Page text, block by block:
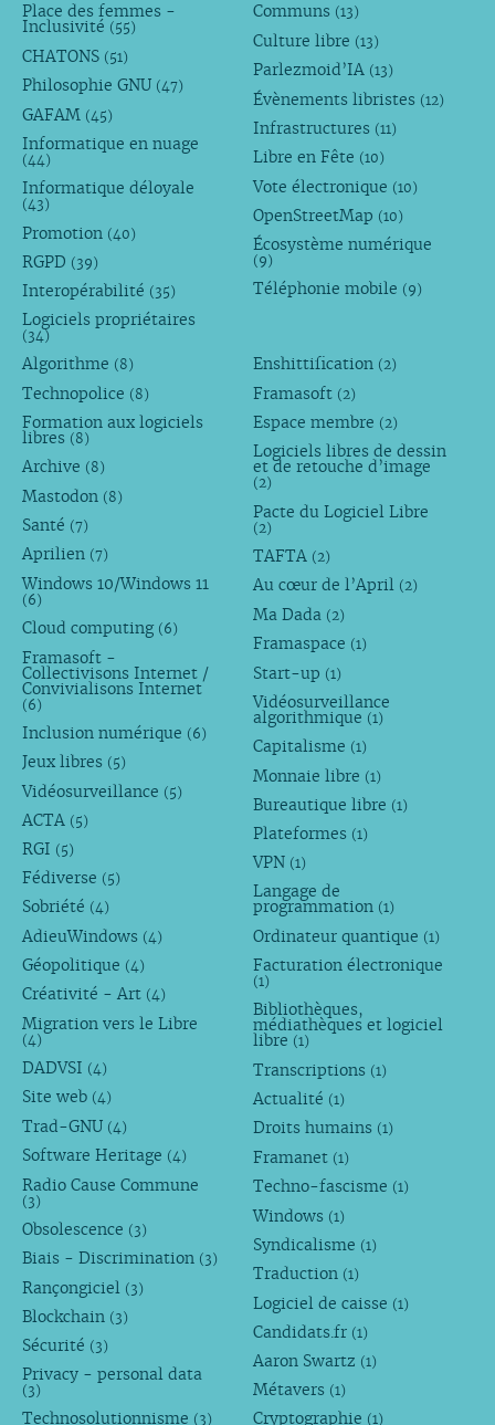
Place des femmes -
Inclusivité (55)
CHATONS (51)
Philosophie GNU (47)
GAFAM (45)
Informatique en nuage
(44)
Informatique déloyale
(43)
Promotion (40)
RGPD (39)
Interopérabilité (35)
Logiciels propriétaires
(34)
Communs (13)
Culture libre (13)
Parlezmoid’IA (13)
Évènements libristes (12)
Infrastructures (11)
Libre en Fête (10)
Vote électronique (10)
OpenStreetMap (10)
Écosystème numérique
(9)
Téléphonie mobile (9)
Algorithme (8)
Technopolice (8)
Formation aux logiciels
libres (8)
Archive (8)
Mastodon (8)
Santé (7)
Aprilien (7)
Windows 10/Windows 11
(6)
Cloud computing (6)
Framasoft -
Collectivisons Internet /
Convivialisons Internet
(6)
Inclusion numérique (6)
Jeux libres (5)
Vidéosurveillance (5)
ACTA (5)
RGI (5)
Fédiverse (5)
Sobriété (4)
AdieuWindows (4)
Géopolitique (4)
Créativité - Art (4)
Migration vers le Libre
(4)
DADVSI (4)
Site web (4)
Trad-GNU (4)
Software Heritage (4)
Radio Cause Commune
(3)
Obsolescence (3)
Biais - Discrimination (3)
Rançongiciel (3)
Blockchain (3)
Sécurité (3)
Privacy - personal data
(3)
Technosolutionnisme (3)
Enshittification (2)
Framasoft (2)
Espace membre (2)
Logiciels libres de dessin
et de retouche d’image
(2)
Pacte du Logiciel Libre
(2)
TAFTA (2)
Au cœur de l’April (2)
Ma Dada (2)
Framaspace (1)
Start-up (1)
Vidéosurveillance
algorithmique (1)
Capitalisme (1)
Monnaie libre (1)
Bureautique libre (1)
Plateformes (1)
VPN (1)
Langage de
programmation (1)
Ordinateur quantique (1)
Facturation électronique
(1)
Bibliothèques,
médiathèques et logiciel
libre (1)
Transcriptions (1)
Actualité (1)
Droits humains (1)
Framanet (1)
Techno-fascisme (1)
Windows (1)
Syndicalisme (1)
Traduction (1)
Logiciel de caisse (1)
Candidats.fr (1)
Aaron Swartz (1)
Métavers (1)
Cryptographie (1)